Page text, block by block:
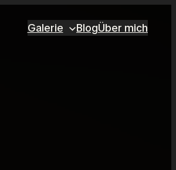
Galerie BlogÜber mich